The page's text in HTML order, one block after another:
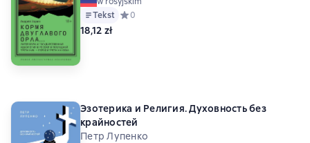
века
Tekst Средний рейтинг 0 на основе 0 оценок
0
18,12 zł
Эзотерика и Религия. Духовность без
крайностей
Петр Лупенко